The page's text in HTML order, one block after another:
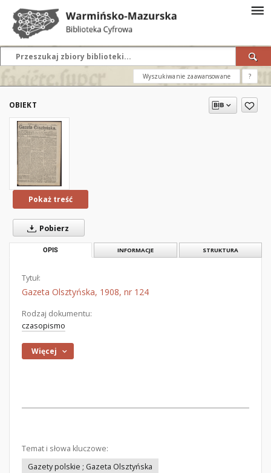
Wyszukiwanie zaawansowane ?
OBIEKT
Pokaż treść
Pobierz
OPIS INFORMACJE STRUKTURA
Tytuł:
Gazeta Olsztyńska, 1908, nr 124
Rodzaj dokumentu:
czasopismo
Więcej
Temat i słowa kluczowe:
Gazety polskie ; Gazeta Olsztyńska